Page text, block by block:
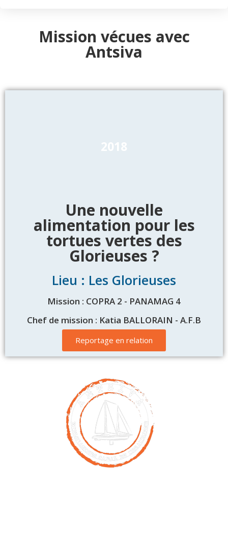
Mission vécues avec
Antsiva
2018
Une nouvelle
alimentation pour les
tortues vertes des
Glorieuses ?
Lieu : Les Glorieuses
Mission : COPRA 2 - PANAMAG 4
Chef de mission : Katia BALLORAIN - A.F.B
Reportage en relation